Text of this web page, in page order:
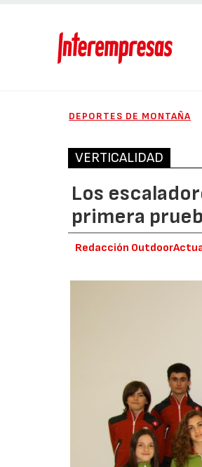
DEPORTES DE MONTAÑA
VERTICALIDAD
Los
primera
Redacción